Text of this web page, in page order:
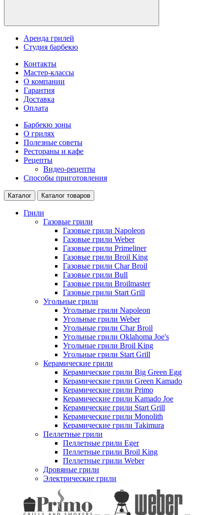
Аренда грилей
Студия барбекю
Контакты
Мастер-классы
О компании
Гарантия
Доставка
Оплата
Барбекю зоны
О грилях
Полезные советы
Рестораны и кафе
Рецепты
Видео-рецепты
Способы приготовления
Каталог Каталог товаров
Грили
Газовые грили
Газовые грили Napoleon
Газовые грили Weber
Газовые грили Primeliner
Газовые грили Broil King
Газовые грили Char Broil
Газовые грили Bull
Газовые грили Broilmaster
Газовые грили Start Grill
Угольные грили
Угольные грили Napoleon
Угольные грили Weber
Угольные грили Char Broil
Угольные грили Oklahoma Joe's
Угольные грили Broil King
Угольные грили Start Grill
Керамические грили
Керамические грили Big Green Egg
Керамические грили Green Kamado
Керамические грили Primo
Керамические грили Kamado Joe
Керамические грили Start Grill
Керамические грили Monolith
Керамические грили Takimura
Пеллетные грили
Пеллетные грили Eger
Пеллетные грили Broil King
Пеллетные грили Weber
Дровяные грили
Электрические грили